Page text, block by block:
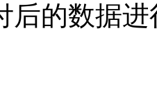
后的数